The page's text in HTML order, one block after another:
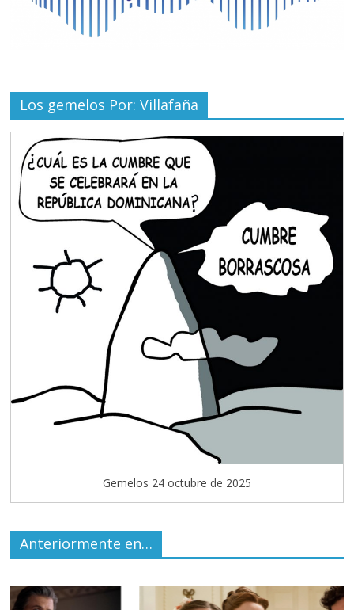
Los gemelos Por: Villafaña
Gemelos 24 octubre de 2025
Anteriormente en…